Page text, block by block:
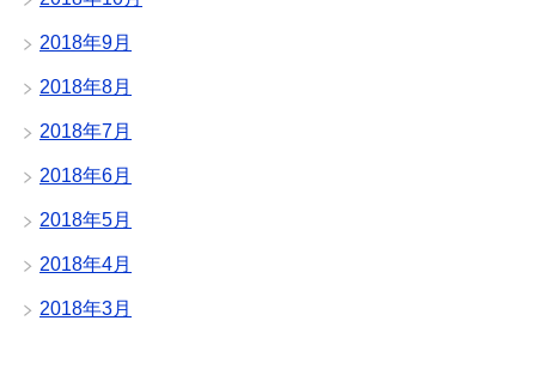
2018年9月
2018年8月
2018年7月
2018年6月
2018年5月
2018年4月
2018年3月